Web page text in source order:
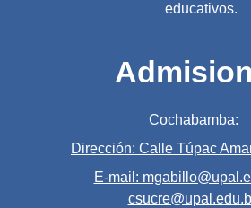
educativos.
Cochabamba:
Dirección: Calle Túpac
E-mail: